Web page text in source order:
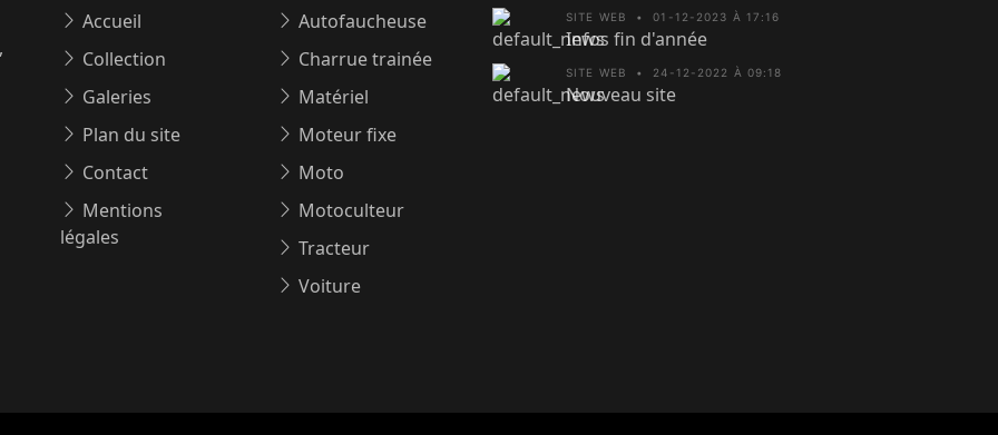
Accueil
Collection
Galeries
Plan du site
Contact
Mentions
légales
Autofaucheuse
Charrue trainée
Matériel
Moteur fixe
Moto
Motoculteur
Tracteur
Voiture
SITE WEB • 01-12-2023 À 17:16
Infos fin d'année
SITE WEB • 24-12-2022 À 09:18
Nouveau site